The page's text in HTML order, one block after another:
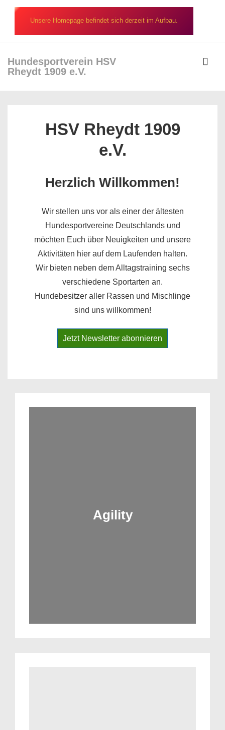
Inhalt
Unsere Homepage befindet sich derzeit im Aufbau.
Hundesportverein HSV
Rheydt 1909 e.V.
HSV Rheydt 1909
e.V.
Herzlich Willkommen!
Wir stellen uns vor als einer der ältesten
Hundesportvereine Deutschlands und
möchten Euch über Neuigkeiten und unsere
Aktivitäten hier auf dem Laufenden halten.
Wir bieten neben dem Alltagstraining sechs
verschiedene Sportarten an.
Hundebesitzer aller Rassen und Mischlinge
sind uns willkommen!
Jetzt Newsletter abonnieren
Agility